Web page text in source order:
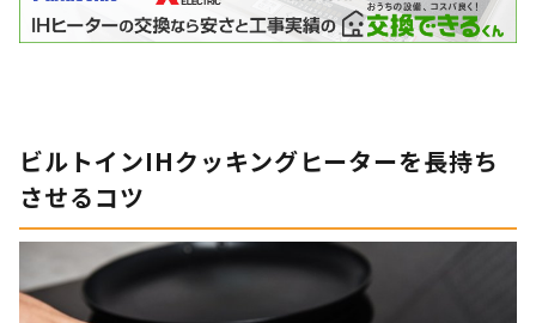
ビルトインIHクッキングヒーターを長持ち
させるコツ